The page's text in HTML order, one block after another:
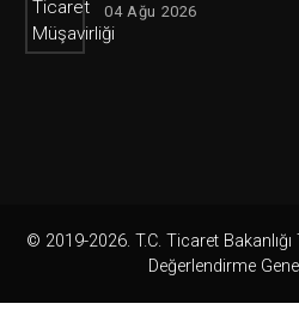
04 Ağu 2026
© 2019-2026. T.C. Ticaret
Değerlendirme